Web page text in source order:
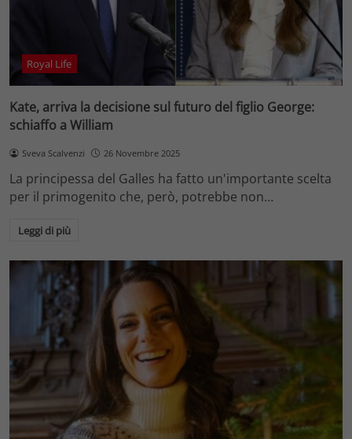
Royal Life
Kate, arriva la decisione sul futuro del figlio George:
schiaffo a William
Sveva Scalvenzi 26 Novembre 2025
La principessa del Galles ha fatto un'importante scelta
per il primogenito che, però, potrebbe non…
Leggi di più